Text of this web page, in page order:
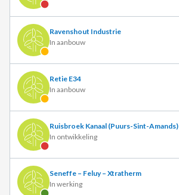
Ravenshout Industrie
In aanbouw
Retie E34
In aanbouw
Ruisbroek Kanaal (Puurs-Sint-Amands)
In ontwikkeling
Seneffe – Feluy – Xtratherm
In werking